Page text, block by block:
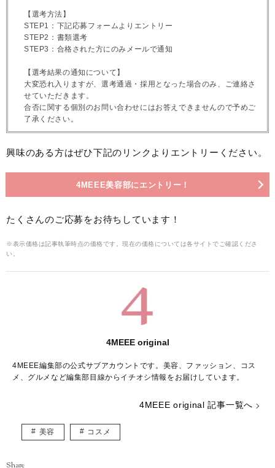
【選考方法】
STEP1：下記応募フォームよりエントリー
STEP2：書類選考
STEP3：合格された方にのみメールで通知
【選考結果の通知について】
大変恐れ入りますが、選考通過・採用となった場合のみ、ご連絡さ
せていただきます。
合否に関する個別のお問い合わせにはお答えできませんので予めご
了承ください。
興味のある方はぜひ下記のリンクよりエントリーください。
4MEEE美容部にエントリー！
たくさんのご応募をお待ちしています！
※表示価格は記事執筆時点の価格です。現在の価格については各サイトでご確認くださ
い。
4MEEE original
4MEEE編集部の公式サブアカウントです。美容、ファッション、コス
メ、グルメなど編集部目線からイチオシ情報をお届けしています。
4MEEE original 記事一覧へ
美容 コスメ
Share